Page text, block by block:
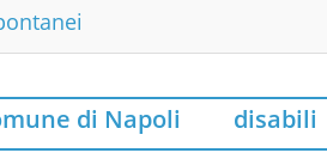
di Napoli disabili